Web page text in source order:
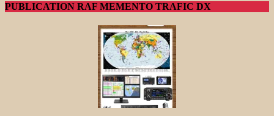
PUBLICATION RAF MEMENTO TRAFIC DX